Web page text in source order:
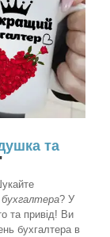
та
? У
та привід! Ви
бухгалтера в